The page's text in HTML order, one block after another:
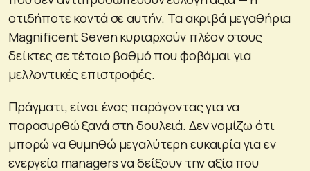
οτιδήποτε κοντά σε αυτήν. Τα ακριβά μεγαθήρια
Magnificent Seven κυριαρχούν πλέον στους
δείκτες σε τέτοιο βαθμό που φοβάμαι για
μελλοντικές επιστροφές.
Πράγματι, είναι ένας παράγοντας για να
παρασυρθώ ξανά στη δουλειά. Δεν νομίζω ότι
μπορώ να θυμηθώ μεγαλύτερη ευκαιρία για εν
ενεργεία managers να δείξουν την αξία που